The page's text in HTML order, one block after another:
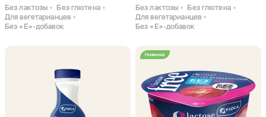
Без лактозы
Без глютена
Для вегетарианцев
Без «Е»-добавок
Без лактозы
Без глютена
Для вегетарианцев
Без «Е»-добавок
Новинка